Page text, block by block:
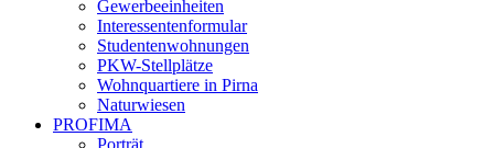
Gewerbeeinheiten
Interessentenformular
Studentenwohnungen
PKW-Stellplätze
Wohnquartiere in Pirna
Naturwiesen
PROFIMA
Porträt